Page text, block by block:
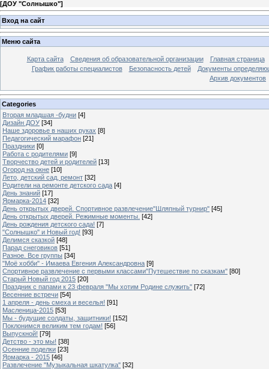
[ДОУ "Солнышко"]
Вход на сайт
Меню сайта
Карта сайта Сведения об образовательной организации
Главная страница
График работы специалистов
Безопасность детей
Документы
Архив документов
Categories
Вторая младшая -будни [4]
Дизайн ДОУ [34]
Наше здоровье в наших руках [8]
Педагогический марафон [21]
Праздники [0]
Работа с родителями [9]
Творчество детей и родителей [13]
Огород на окне [10]
Лето, детский сад, ремонт [32]
Родители на ремонте детского сада [4]
День знаний [17]
Ярмарка-2014 [32]
День открытых дверей. Спортивное развлечение"Шляпный турнир" [45]
День открытых дверей. Режимные моменты. [42]
День рождения детского сада! [7]
"Солнышко" и Новый год! [93]
Делимся сказкой [48]
Парад снеговиков [51]
Разное. Все группы [34]
"Моё хобби" - Имаева Евгения Александровна [9]
Спортивное развлечение с первыми классами"Путешествие по сказкам" [80]
Старый Новый год 2015 [20]
Праздник с папами к 23 февраля "Мы хотим Родине служить" [72]
Весенние встречи [54]
1 апреля - день смеха и веселья! [91]
Масленица-2015 [53]
Мы - будущие солдаты, защитники! [152]
Поклонимся великим тем годам! [56]
Выпускной! [79]
Детство - это мы! [38]
Осенние поделки [23]
Ярмарка - 2015 [46]
Развлечение "Музыкальная шкатулка" [32]